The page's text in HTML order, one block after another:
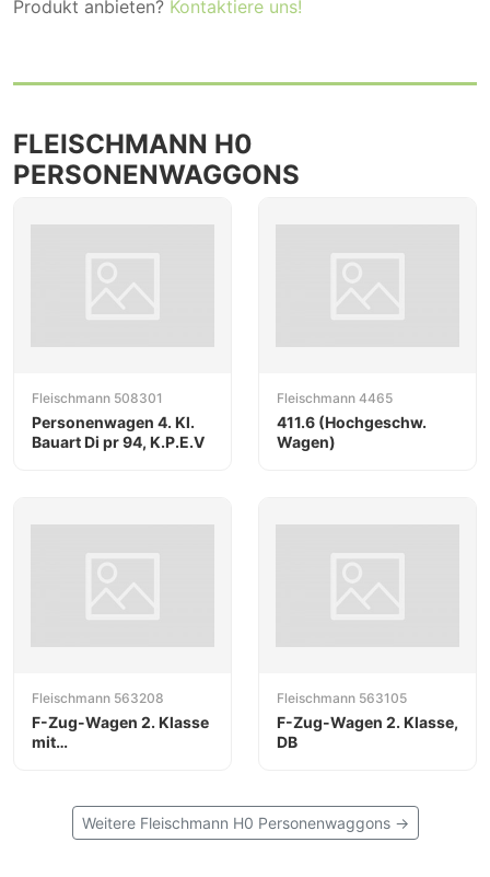
Produkt anbieten? Kontaktiere uns!
FLEISCHMANN H0
PERSONENWAGGONS
Fleischmann 508301
Personenwagen 4. Kl.
Bauart Di pr 94, K.P.E.V
Fleischmann 4465
411.6 (Hochgeschw.
Wagen)
Fleischmann 563208
F-Zug-Wagen 2. Klasse
mit
Fleischmann 563105
F-Zug-Wagen 2. Klasse,
DB
Weitere Fleischmann H0 Personenwaggons →